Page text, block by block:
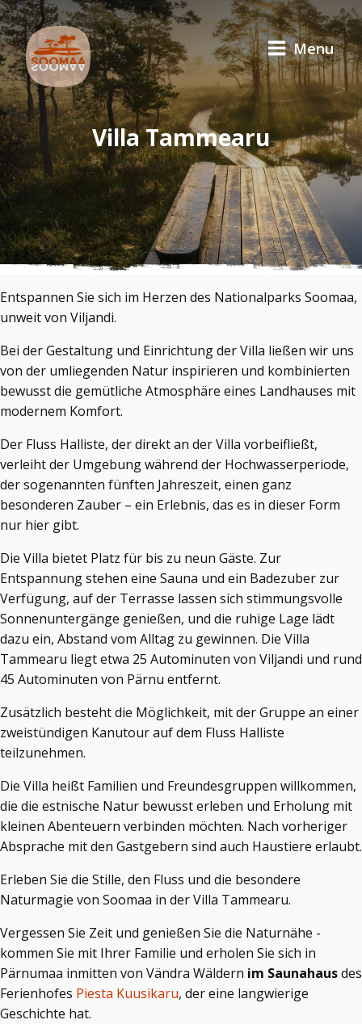
Menu
Villa Tammearu
Entspannen Sie sich im Herzen des Nationalparks Soomaa,
unweit von Viljandi.
Bei der Gestaltung und Einrichtung der Villa ließen wir uns
von der umliegenden Natur inspirieren und kombinierten
bewusst die gemütliche Atmosphäre eines Landhauses mit
modernem Komfort.
Der Fluss Halliste, der direkt an der Villa vorbeifließt,
verleiht der Umgebung während der Hochwasserperiode,
der sogenannten fünften Jahreszeit, einen ganz
besonderen Zauber – ein Erlebnis, das es in dieser Form
nur hier gibt.
Die Villa bietet Platz für bis zu neun Gäste. Zur
Entspannung stehen eine Sauna und ein Badezuber zur
Verfügung, auf der Terrasse lassen sich stimmungsvolle
Sonnenuntergänge genießen, und die ruhige Lage lädt
dazu ein, Abstand vom Alltag zu gewinnen. Die Villa
Tammearu liegt etwa 25 Autominuten von Viljandi und rund
45 Autominuten von Pärnu entfernt.
Zusätzlich besteht die Möglichkeit, mit der Gruppe an einer
zweistündigen Kanutour auf dem Fluss Halliste
teilzunehmen.
Die Villa heißt Familien und Freundesgruppen willkommen,
die die estnische Natur bewusst erleben und Erholung mit
kleinen Abenteuern verbinden möchten. Nach vorheriger
Absprache mit den Gastgebern sind auch Haustiere erlaubt.
Erleben Sie die Stille, den Fluss und die besondere
Naturmagie von Soomaa in der Villa Tammearu.
Vergessen Sie Zeit und genießen Sie die Naturnähe -
kommen Sie mit Ihrer Familie und erholen Sie sich in
Pärnumaa inmitten von Vändra Wäldern im Saunahausdes
Ferienhofes Piesta Kuusikaru, der eine langwierige
Geschichte hat.